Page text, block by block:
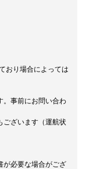
おり場合によっては
。事前にお問い合わ
ございます（運航状
が必要な場合がござ